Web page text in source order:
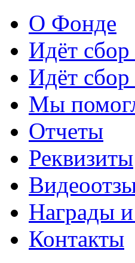
О Фонде
Идёт
Идёт
Мы
Отчеты
Реквизиты
Награды и
Контакты